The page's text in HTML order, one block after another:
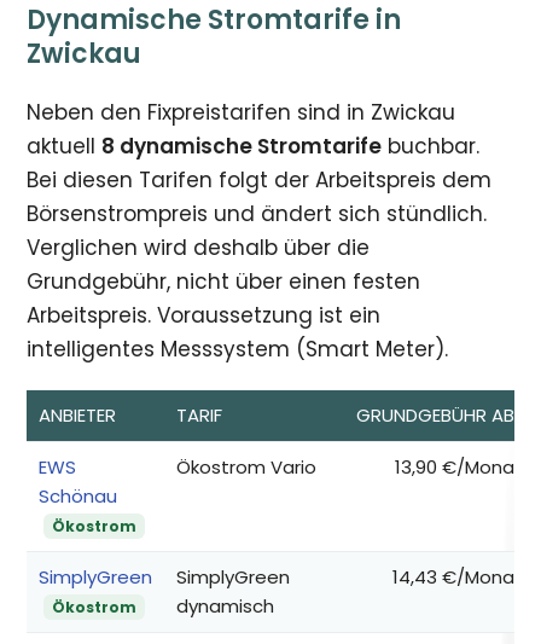
Dynamische Stromtarife in
Zwickau
Neben den Fixpreistarifen sind in Zwickau
aktuell 8 dynamische Stromtarife buchbar.
Bei diesen Tarifen folgt der Arbeitspreis dem
Börsenstrompreis und ändert sich stündlich.
Verglichen wird deshalb über die
Grundgebühr, nicht über einen festen
Arbeitspreis. Voraussetzung ist ein
intelligentes Messsystem (Smart Meter).
ANBIETER TARIF GRUNDGEBÜHR AB*
EWS
Schönau
Ökostrom
Ökostrom Vario 13,90 €/Monat
SimplyGreen
Ökostrom
SimplyGreen
dynamisch
14,43 €/Monat